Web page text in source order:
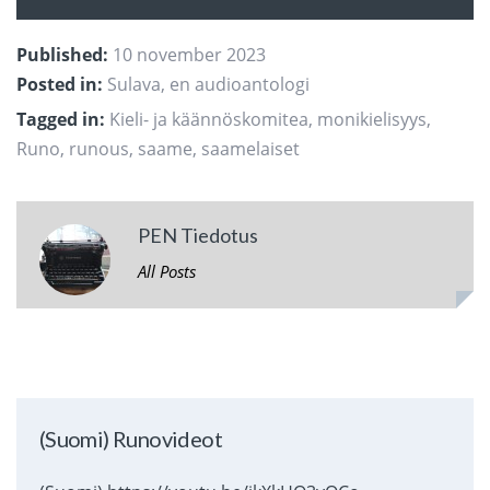
Published: 10 november 2023
Posted in: Sulava, en audioantologi
Tagged in: Kieli- ja käännöskomitea, monikielisyys,
Runo, runous, saame, saamelaiset
PEN Tiedotus
All Posts
(Suomi) Runovideot